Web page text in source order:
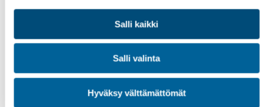
Salli kaikki
Salli valinta
Hyväksy välttämättömät
AJANKOHTAISTA
YHTEYSTIEDOT